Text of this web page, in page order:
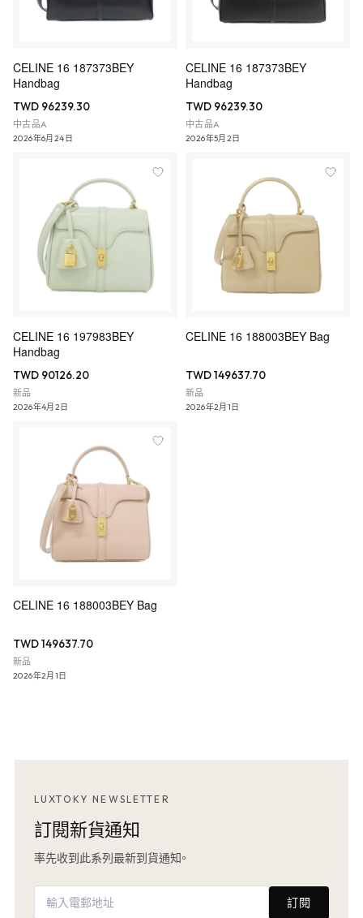
CELINE 16 187373BEY
Handbag
TWD 96239.30
中古品A
2026年6月24日
CELINE 16 187373BEY
Handbag
TWD 96239.30
中古品A
2026年5月2日
CELINE 16 197983BEY
Handbag
TWD 90126.20
新品
2026年4月2日
CELINE 16 188003BEY Bag
TWD 149637.70
新品
2026年2月1日
CELINE 16 188003BEY Bag
TWD 149637.70
新品
2026年2月1日
LUXTOKY NEWSLETTER
訂閱新貨通知
率先收到此系列最新到貨通知。
訂閱